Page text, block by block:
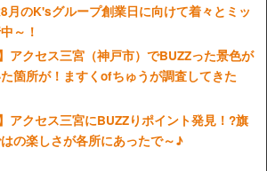
月のK'sグループ創業日に向けて着々とミッ
～！
アクセス三宮（神戸市）でBUZZった景色が
箇所が！ますくofちゅうが調査してきた
アクセス三宮にBUZZりポイント発見！?旗
の楽しさが各所にあったで～♪